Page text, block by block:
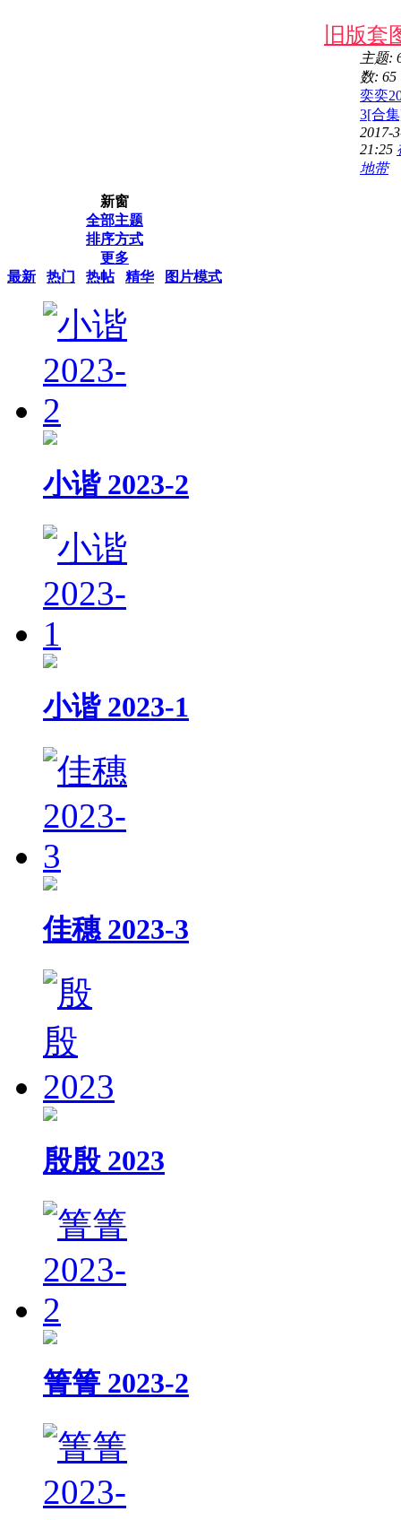
旧版套
主题:
数: 65
奕奕
3[合
2017-
21:25
地带
新窗
全部主题
排序方式
更多
最新
热门 热帖 精华 图片模式
小谐 2023-2
小谐 2023-1
佳穗 2023-3
殷殷 2023
箐箐 2023-2